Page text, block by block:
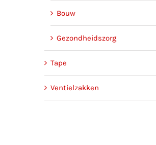
Bouw
Gezondheidszorg
Tape
Ventielzakken